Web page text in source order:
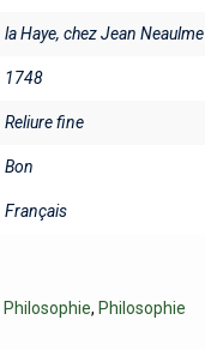
la Haye, chez Jean Neaulme
1748
Reliure fine
Bon
Français
Philosophie, Philosophie